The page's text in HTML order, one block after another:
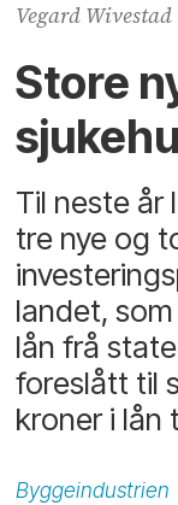
Vegard
Store
Til neste år
tre nye og
landet,
lån frå
foreslått til
kroner i lån
Byggeindustrien